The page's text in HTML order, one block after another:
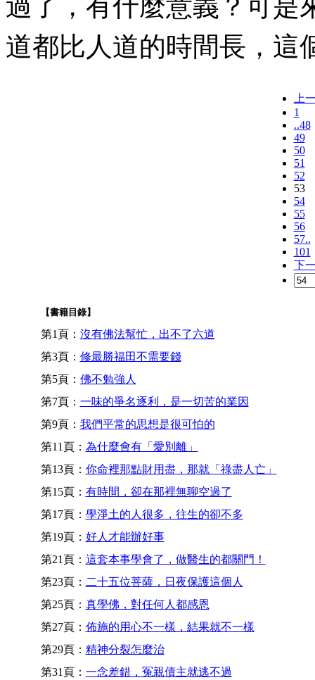
過了，有什麼意義？可是
道都比人道的時間長，這
上
1
..48
49
50
51
52
53
54
55
56
57..
101
下
【書籍目錄】
第1頁： 沒有佛法幫忙，出不了六道
第3頁： 修最勝福田不需要錢
第5頁： 佛不勉強人
第7頁： 一味的爭名逐利，是一切苦的業因
第9頁： 我們平常的思想是很可怕的
第11頁： 為什麼會有「愛別離」
第13頁： 你命裡那點財用盡，那就「祿盡人亡」
第15頁： 有時間，卻在那裡無聊空過了
第17頁： 學淨土的人很多，往生的卻不多
第19頁： 好人才能辦好事
第21頁： 這套本事學會了，做醫生的都關門！
第23頁： 二十五位菩薩，日夜保護這個人
第25頁： 真學佛，對任何人都感恩
第27頁： 佈施的用心不一樣，結果就不一樣
第29頁： 精神分裂怎麼治
第31頁： 一念差錯，冤親債主就逃不過